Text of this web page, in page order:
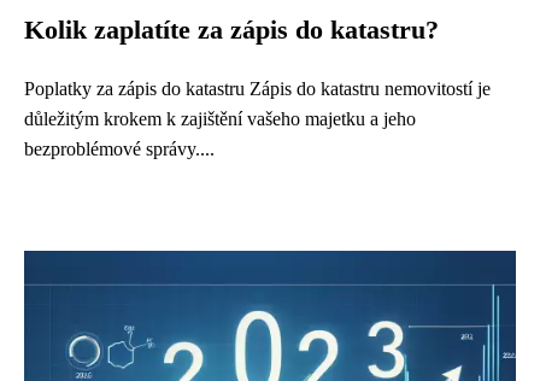
Kolik zaplatíte za zápis do katastru?
Poplatky za zápis do katastru Zápis do katastru nemovitostí je
důležitým krokem k zajištění vašeho majetku a jeho
bezproblémové správy....